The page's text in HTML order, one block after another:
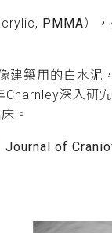
PMMA）
建築用的白水泥
深入研
。
Journal of